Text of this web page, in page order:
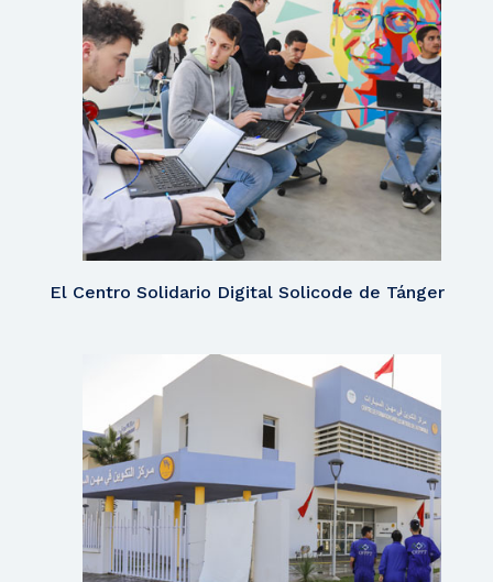
El Centro Solidario Digital Solicode de Tánger